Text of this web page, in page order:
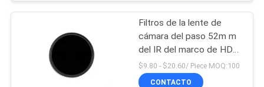
CONTROL
CALIDAD
Filtros de la lente de
cámara del paso 52m m
del IR del marco de HD
Silm
$9.80 - $20.60/ Piece MOQ:100
CONTACTO